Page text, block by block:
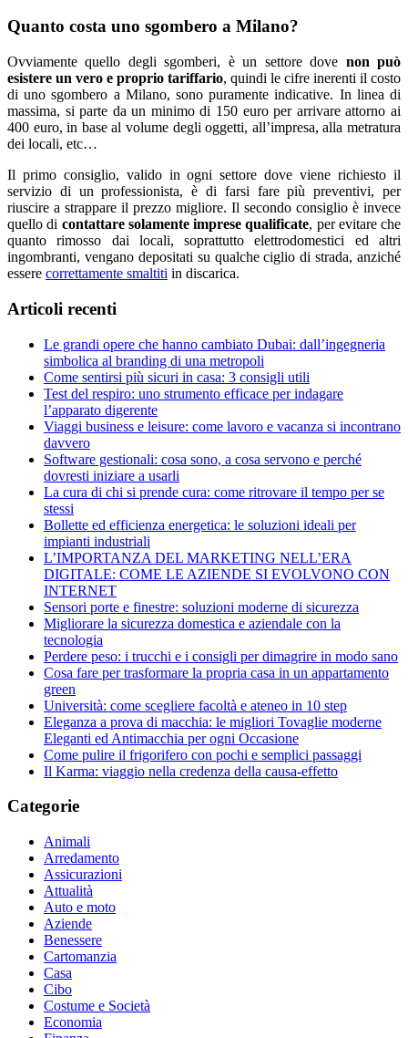
Quanto costa uno sgombero a Milano?
Ovviamente quello degli sgomberi, è un settore dove non può
esistere un vero e proprio tariffario, quindi le cifre inerenti il costo
di uno sgombero a Milano, sono puramente indicative. In linea di
massima, si parte da un minimo di 150 euro per arrivare attorno ai
400 euro, in base al volume degli oggetti, all’impresa, alla metratura
dei locali, etc…
Il primo consiglio, valido in ogni settore dove viene richiesto il
servizio di un professionista, è di farsi fare più preventivi, per
riuscire a strappare il prezzo migliore. Il secondo consiglio è invece
quello di contattare solamente imprese qualificate, per evitare che
quanto rimosso dai locali, soprattutto elettrodomestici ed altri
ingombranti, vengano depositati su qualche ciglio di strada, anziché
essere correttamente smaltiti in discarica.
Articoli recenti
Le grandi opere che hanno cambiato Dubai: dall’ingegneria
simbolica al branding di una metropoli
Come sentirsi più sicuri in casa: 3 consigli utili
Test del respiro: uno strumento efficace per indagare
l’apparato digerente
Viaggi business e leisure: come lavoro e vacanza si incontrano
davvero
Software gestionali: cosa sono, a cosa servono e perché
dovresti iniziare a usarli
La cura di chi si prende cura: come ritrovare il tempo per se
stessi
Bollette ed efficienza energetica: le soluzioni ideali per
impianti industriali
L’IMPORTANZA DEL MARKETING NELL’ERA
DIGITALE: COME LE AZIENDE SI EVOLVONO CON
INTERNET
Sensori porte e finestre: soluzioni moderne di sicurezza
Migliorare la sicurezza domestica e aziendale con la
tecnologia
Perdere peso: i trucchi e i consigli per dimagrire in modo sano
Cosa fare per trasformare la propria casa in un appartamento
green
Università: come scegliere facoltà e ateneo in 10 step
Eleganza a prova di macchia: le migliori Tovaglie moderne
Eleganti ed Antimacchia per ogni Occasione
Come pulire il frigorifero con pochi e semplici passaggi
Il Karma: viaggio nella credenza della causa-effetto
Categorie
Animali
Arredamento
Assicurazioni
Attualità
Auto e moto
Aziende
Benessere
Cartomanzia
Casa
Cibo
Costume e Società
Economia